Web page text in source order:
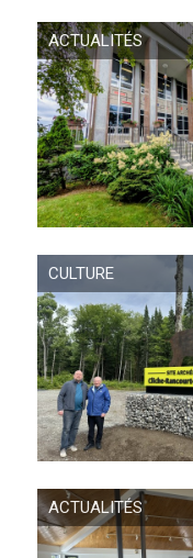
ACTUALITÉS
CULTURE
ACTUALITÉS